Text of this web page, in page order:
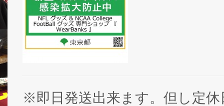
※即日発送出来ます。但し定休